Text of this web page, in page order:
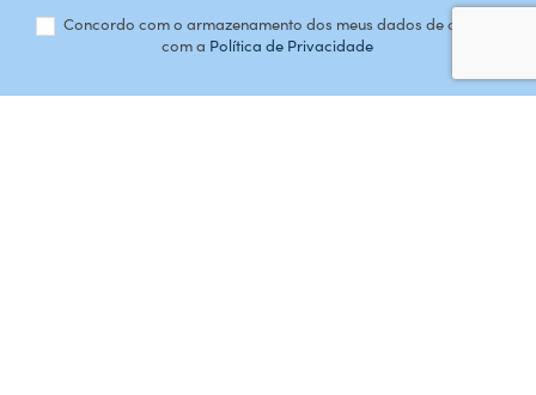
Concordo com o armazenamento dos meus dados de acordo
com a Política de Privacidade